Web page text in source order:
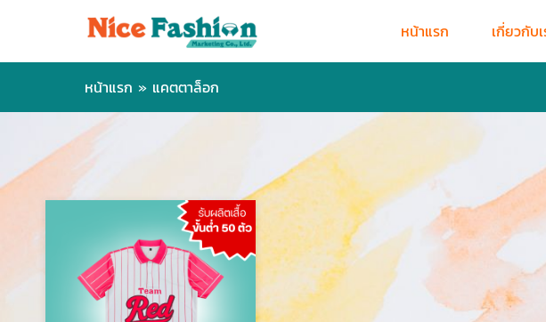
หน้าแรก เกี่ยวกับเ
หน้าแรก » แคตตาล็อก